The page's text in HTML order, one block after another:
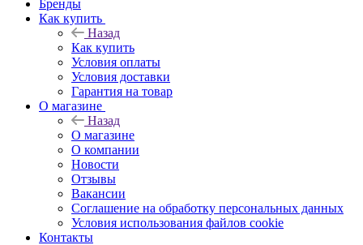
Бренды
Как купить
Назад
Как купить
Условия оплаты
Условия доставки
Гарантия на товар
О магазине
Назад
О магазине
О компании
Новости
Отзывы
Вакансии
Соглашение на обработку персональных данных
Условия использования файлов cookie
Контакты